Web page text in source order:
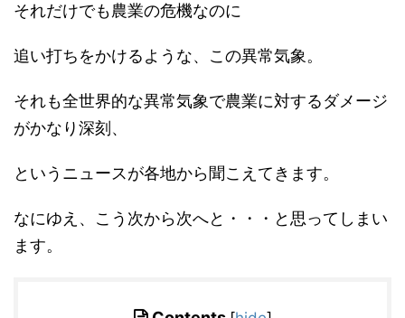
それだけでも農業の危機なのに
追い打ちをかけるような、この異常気象。
それも全世界的な異常気象で農業に対するダメージ
がかなり深刻、
というニュースが各地から聞こえてきます。
なにゆえ、こう次から次へと・・・と思ってしまい
ます。